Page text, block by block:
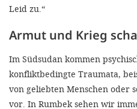
Leid zu.“
Armut und Krieg
Im Südsudan kommen
konfliktbedingte Traumata,
von geliebten Menschen oder
vor. In Rumbek sehen wir